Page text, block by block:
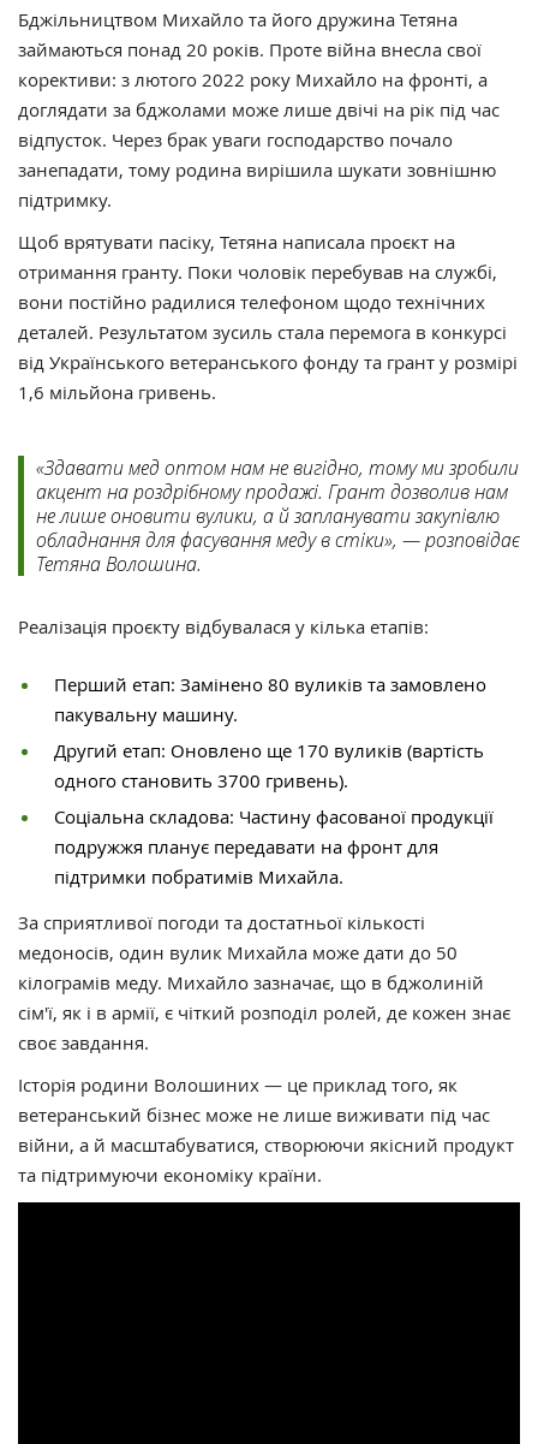
Бджільництвом Михайло та його дружина Тетяна
займаються понад 20 років. Проте війна внесла свої
корективи: з лютого 2022 року Михайло на фронті, а
доглядати за бджолами може лише двічі на рік під час
відпусток. Через брак уваги господарство почало
занепадати, тому родина вирішила шукати зовнішню
підтримку.
Щоб врятувати пасіку, Тетяна написала проєкт на
отримання гранту. Поки чоловік перебував на службі,
вони постійно радилися телефоном щодо технічних
деталей. Результатом зусиль стала перемога в конкурсі
від Українського ветеранського фонду та грант у розмірі
1,6 мільйона гривень.
«Здавати мед оптом нам не вигідно, тому ми зробили
акцент на роздрібному продажі. Грант дозволив нам
не лише оновити вулики, а й запланувати закупівлю
обладнання для фасування меду в стіки», — розповідає
Тетяна Волошина.
Реалізація проєкту відбувалася у кілька етапів:
Перший етап: Замінено 80 вуликів та замовлено
пакувальну машину.
Другий етап: Оновлено ще 170 вуликів (вартість
одного становить 3700 гривень).
Соціальна складова: Частину фасованої продукції
подружжя планує передавати на фронт для
підтримки побратимів Михайла.
За сприятливої погоди та достатньої кількості
медоносів, один вулик Михайла може дати до 50
кілограмів меду. Михайло зазначає, що в бджолиній
сім'ї, як і в армії, є чіткий розподіл ролей, де кожен знає
своє завдання.
Історія родини Волошиних — це приклад того, як
ветеранський бізнес може не лише виживати під час
війни, а й масштабуватися, створюючи якісний продукт
та підтримуючи економіку країни.